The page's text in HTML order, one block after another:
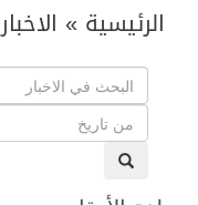
الرئيسية » الاخبار